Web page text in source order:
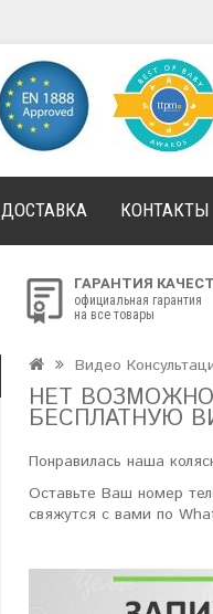
ДОСТАВКА КОНТАКТЫ
ГАРАНТИЯ
официальная гарантия
на все товары
Видео
НЕТ
БЕСПЛАТНУЮ
Понравилась наша
Оставьте Ваш номер
свяжутся с вами по